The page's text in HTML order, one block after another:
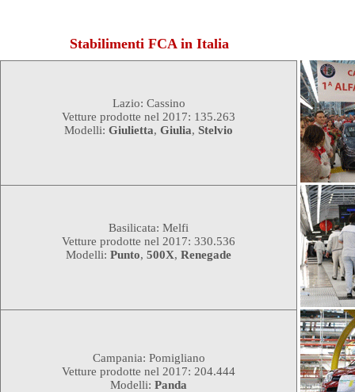
Stabilimenti FCA in Italia
Lazio: Cassino
Vetture prodotte nel 2017: 135.263
Modelli: Giulietta, Giulia, Stelvio
Basilicata: Melfi
Vetture prodotte nel 2017: 330.536
Modelli: Punto, 500X, Renegade
Campania: Pomigliano
Vetture prodotte nel 2017: 204.444
Modelli: Panda